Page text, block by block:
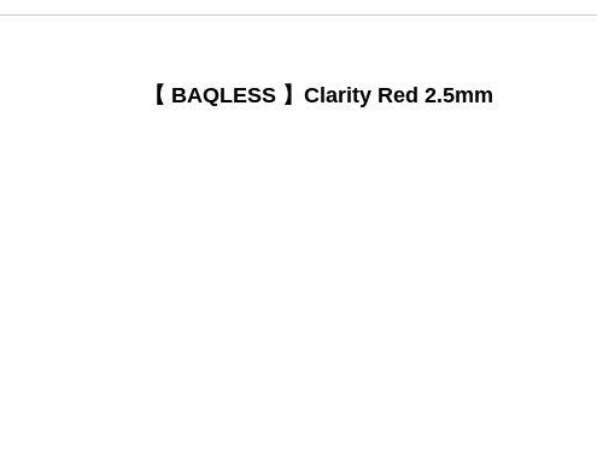
【 BAQLESS 】Clarity Red 2.5mm